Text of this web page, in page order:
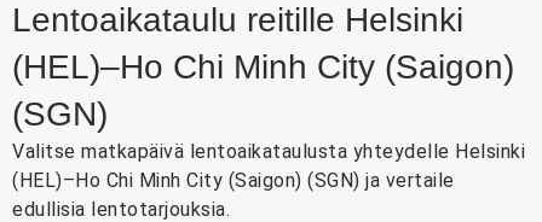
Lentoaikataulu reitille Helsinki
(HEL)–Ho Chi Minh City (Saigon)
(SGN)
Valitse matkapäivä lentoaikataulusta yhteydelle Helsinki
(HEL)–Ho Chi Minh City (Saigon) (SGN) ja vertaile
edullisia lentotarjouksia.